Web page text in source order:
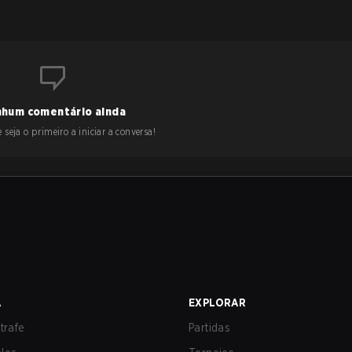
comentário ainda
seja o primeiro a iniciar a conversa!
EXPLORAR
Partidas